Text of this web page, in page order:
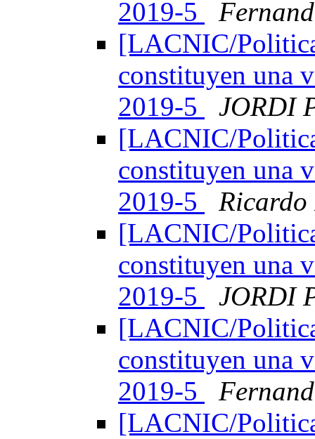
2019-5
[LACNIC/
constituyen una
2019-5
JORDI
[LACNIC/
constituyen una
2019-5
[LACNIC/
constituyen una
2019-5
JORDI
[LACNIC/
constituyen una
2019-5
[LACNIC/